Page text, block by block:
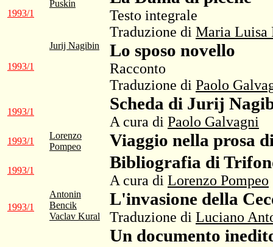
1993/1
Puskin
Testo integrale
Traduzione di Maria Luisa
1993/1
Jurij Nagibin Lo sposo novello
Racconto
Traduzione di Paolo
1993/1 Scheda di Jurij
A cura di Paolo Galvagni
1993/1
Lorenzo
Pompeo
Viaggio nella prosa
1993/1 Bibliografia di
A cura di Lorenzo Pompeo
1993/1
Antonin
Bencik
Vaclav Kural
L'invasione della
Traduzione di Luciano
Un documento